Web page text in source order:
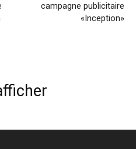
campagne publicitaire
«Inception»